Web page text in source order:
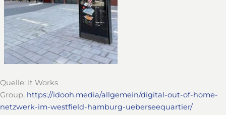
Quelle: It Works
Group, https://idooh.media/allgemein/digital-out-of-home-
netzwerk-im-westfield-hamburg-ueberseequartier/